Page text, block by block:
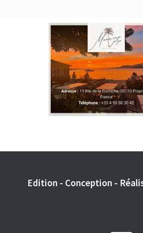
Edition - Conception -